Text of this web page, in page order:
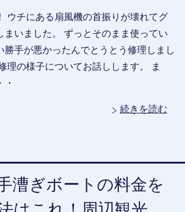
ウチにある扇風機の首振りが壊れてグ
まいました。 ずっとそのまま使ってい
勝手が悪かったんでとうとう修理しまし
理の様子についてお話しします。 ま
続きを読む
漕ぎボートの料金を